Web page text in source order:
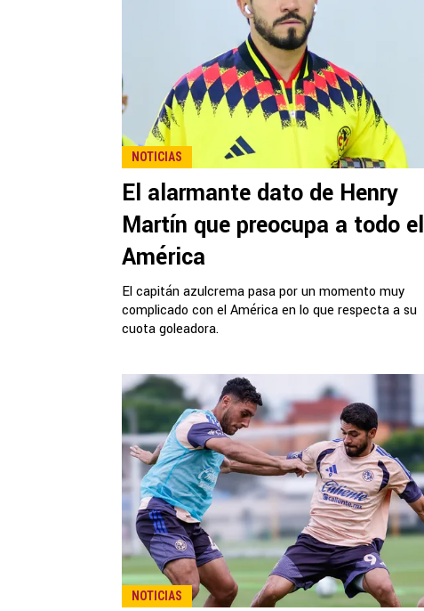
NOTICIAS
El alarmante dato de Henry
Martín que preocupa a todo el
América
El capitán azulcrema pasa por un momento muy
complicado con el América en lo que respecta a su
cuota goleadora.
NOTICIAS